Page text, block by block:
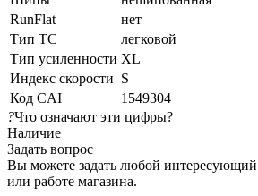
RunFlat
нет
Тип ТС
легковой
Тип усиленности XL
Индекс скорости S
Код CAI
1549304
?Что означают эти цифры?
Наличие
Задать вопрос
Вы можете задать любой интересующий
или работе магазина.